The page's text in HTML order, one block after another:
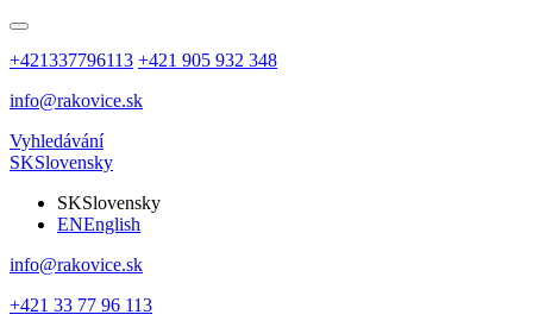
+421337796113 +421 905 932 348
info@rakovice.sk
Vyhledávání
SKSlovensky
SKSlovensky
ENEnglish
info@rakovice.sk
+421 33 77 96 113